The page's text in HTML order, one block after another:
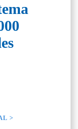
>